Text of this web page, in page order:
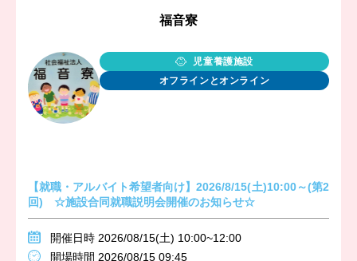
福音寮
児童養護施設
オフラインとオンライン
【就職・アルバイト希望者向け】2026/8/15(土)10:00～(第2
回) ☆施設合同就職説明会開催のお知らせ☆
開催日時 2026/08/15(土) 10:00~12:00
開場時間 2026/08/15 09:45